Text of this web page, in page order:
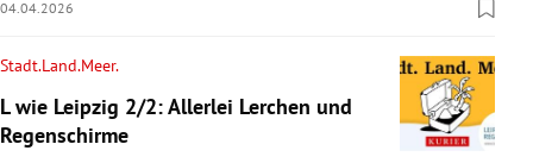
04.04.2026
Stadt.Land.Meer.
L wie Leipzig 2/2: Allerlei Lerchen und
Regenschirme